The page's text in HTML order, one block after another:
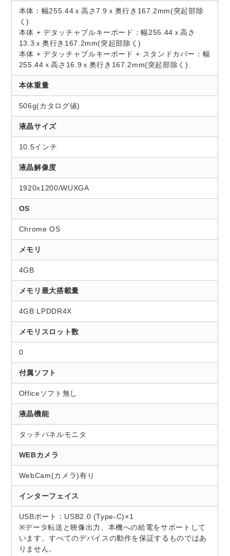
本体：幅255.44ｘ高さ7.9ｘ奥行き167.2mm(突起部除
く)
本体 + デタッチャブルキーボード：幅255.44ｘ高さ
13.3ｘ奥行き167.2mm(突起部除く)
本体 + デタッチャブルキーボード + スタンドカバー：幅
255.44ｘ高さ16.9ｘ奥行き167.2mm(突起部除く)
本体重量
506g(カタログ値)
液晶サイズ
10.5インチ
液晶解像度
1920x1200/WUXGA
OS
Chrome OS
メモリ
4GB
メモリ最大搭載量
4GB LPDDR4X
メモリスロット数
0
付属ソフト
Officeソフト無し
液晶機能
タッチパネルモニタ
WEBカメラ
WebCam(カメラ)有り
インターフェイス
USBポート：USB2.0 (Type-C)×1
※データ転送と映像出力、本機への給電をサポートして
います。すべてのデバイスの動作を保証するものではあ
りません。